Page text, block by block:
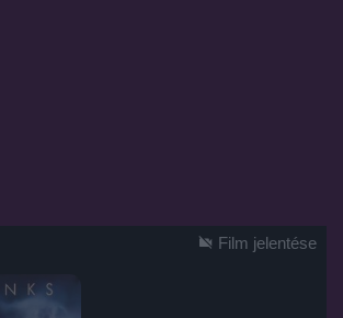
Film jelentése